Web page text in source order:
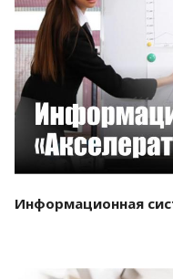
Информационная